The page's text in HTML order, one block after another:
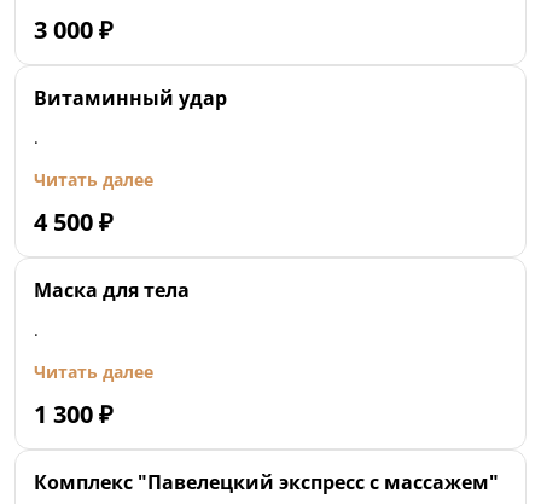
3 000₽
Витаминный удар
.
Читать далее
4 500₽
Маска для тела
.
Читать далее
1 300₽
Комплекс "Павелецкий экспресс с массажем"